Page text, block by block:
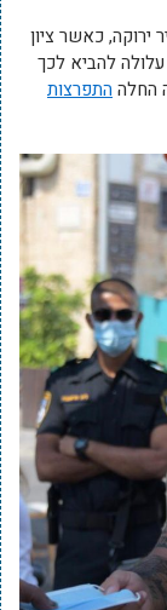
ירוקה, כאשר ציון
עלולה להביא לכך
החלה התפרצות